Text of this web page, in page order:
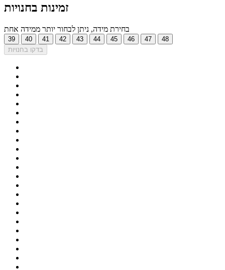
זמינות בחנויות
בחירת מידה, ניתן לבחור יותר ממידה אחת
39 40 41 42 43 44 45 46 47
48
בדקו בחנויות